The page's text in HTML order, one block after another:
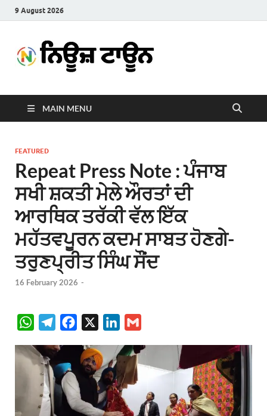
9 August 2026
Town
MAIN MENU
FEATURED
Repeat Press Note : ਪੰਜਾਬ
ਸਖੀ ਸ਼ਕਤੀ ਮੇਲੇ ਔਰਤਾਂ ਦੀ
ਆਰਥਿਕ ਤਰੱਕੀ ਵੱਲ ਇੱਕ
ਮਹੱਤਵਪੂਰਨ ਕਦਮ ਸਾਬਤ ਹੋਣਗੇ-
ਤਰੁਣਪ੍ਰੀਤ ਸਿੰਘ ਸੌਂਦ
16 February 2026 -
W
a
A
l
e
c
b
o
n
k
e
d